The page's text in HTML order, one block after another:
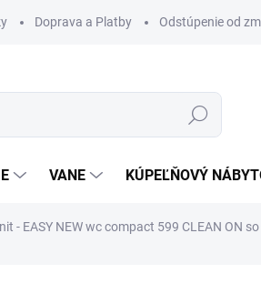
Doprava a Platby Odstúpenie od
Hľadať
VANE KÚPEĽŇOVÝ
- EASY NEW wc compact 599 CLEAN ON